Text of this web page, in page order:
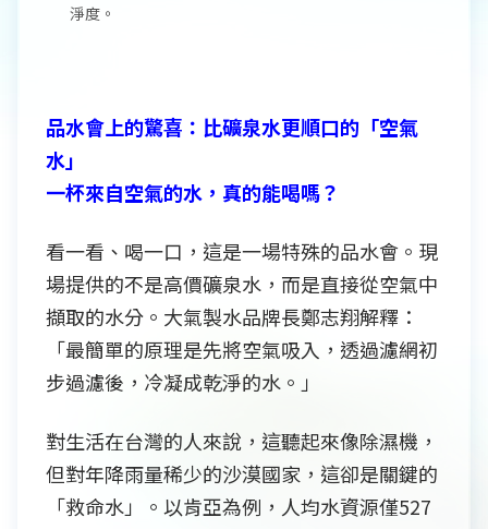
淨度。
品水會上的驚喜：比礦泉水更順口的「空氣
水」
一杯來自空氣的水，真的能喝嗎？
看一看、喝一口，這是一場特殊的品水會。現
場提供的不是高價礦泉水，而是直接從空氣中
擷取的水分。大氣製水品牌長鄭志翔解釋：
「最簡單的原理是先將空氣吸入，透過濾網初
步過濾後，冷凝成乾淨的水。」
對生活在台灣的人來說，這聽起來像除濕機，
但對年降雨量稀少的沙漠國家，這卻是關鍵的
「救命水」。以肯亞為例，人均水資源僅527